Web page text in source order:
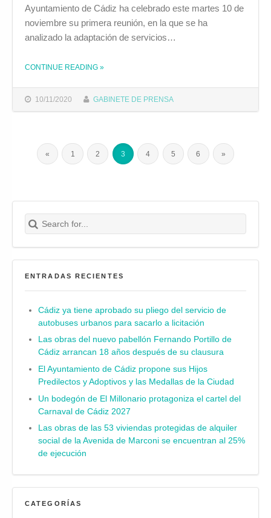
10/11/2020 GABINETE DE PRENSA
Ayuntamiento de Cádiz ha celebrado este martes 10 de
noviembre su primera reunión, en la que se ha
analizado la adaptación de servicios…
CONTINUE READING »
« 1 2 3 4 5 6 »
Search for:
Buscar
ENTRADAS RECIENTES
Cádiz ya tiene aprobado su pliego del servicio de
autobuses urbanos para sacarlo a licitación
Las obras del nuevo pabellón Fernando Portillo de
Cádiz arrancan 18 años después de su clausura
El Ayuntamiento de Cádiz propone sus Hijos
Predilectos y Adoptivos y las Medallas de la Ciudad
Un bodegón de El Millonario protagoniza el cartel del
Carnaval de Cádiz 2027
Las obras de las 53 viviendas protegidas de alquiler
social de la Avenida de Marconi se encuentran al 25%
de ejecución
CATEGORÍAS